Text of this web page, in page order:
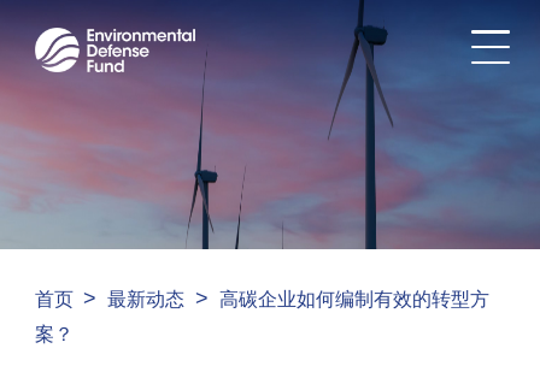
首页 > 最新动态 > 高碳企业如何编制有效的转型方
案？